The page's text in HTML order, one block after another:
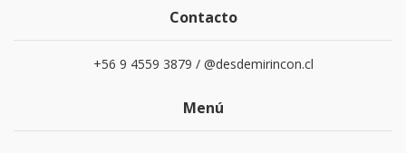
Contacto
+56 9 4559 3879 / @desdemirincon.cl
Menú